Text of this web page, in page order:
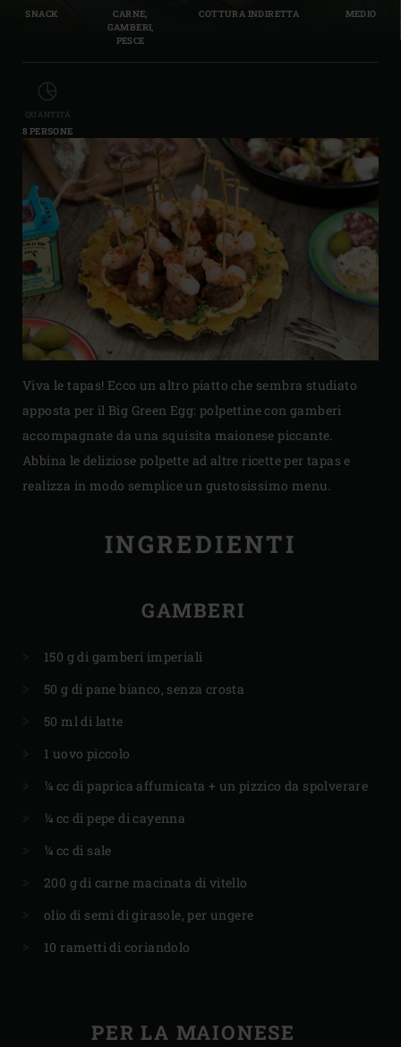
SNACK
CARNE,
GAMBERI,
PESCE
COTTURA INDIRETTA MEDIO
QUANTITÀ
8 PERSONE
Viva le tapas! Ecco un altro piatto che sembra studiato
apposta per il Big Green Egg: polpettine con gamberi
accompagnate da una squisita maionese piccante.
Abbina le deliziose polpette ad altre ricette per tapas e
realizza in modo semplice un gustosissimo menu.
INGREDIENTI
GAMBERI
150 g di gamberi imperiali
50 g di pane bianco, senza crosta
50 ml di latte
1 uovo piccolo
¼ cc di paprica affumicata + un pizzico da spolverare
¼ cc di pepe di cayenna
¼ cc di sale
200 g di carne macinata di vitello
olio di semi di girasole, per ungere
10 rametti di coriandolo
PER LA MAIONESE